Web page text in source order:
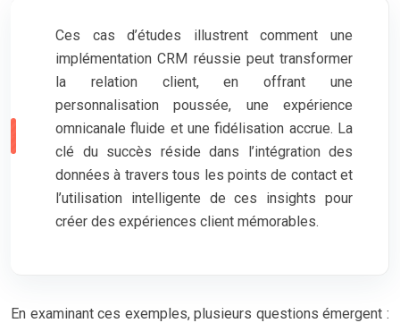
Ces cas d’études illustrent comment une
implémentation CRM réussie peut transformer
la relation client, en offrant une
personnalisation poussée, une expérience
omnicanale fluide et une fidélisation accrue. La
clé du succès réside dans l’intégration des
données à travers tous les points de contact et
l’utilisation intelligente de ces insights pour
créer des expériences client mémorables.
En examinant ces exemples, plusieurs questions émergent :